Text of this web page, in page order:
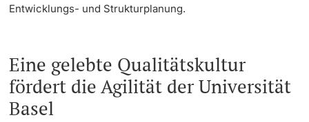
Entwicklungs- und Strukturplanung.
Eine gelebte Qualitätskultur
fördert die Agilität der Universität
Basel